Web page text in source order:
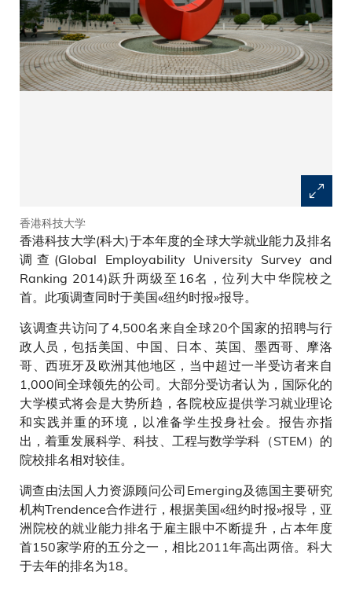
香港科技大学
香港科技大学(科大)于本年度的全球大学就业能力及排名
调查(Global Employability University Survey and
Ranking 2014)跃升两级至16名，位列大中华院校之
首。此项调查同时于美国«纽约时报»报导。
该调查共访问了4,500名来自全球20个国家的招聘与行
政人员，包括美国、中国、日本、英国、墨西哥、摩洛
哥、西班牙及欧洲其他地区，当中超过一半受访者来自
1,000间全球领先的公司。大部分受访者认为，国际化的
大学模式将会是大势所趋，各院校应提供学习就业理论
和实践并重的环境，以准备学生投身社会。报告亦指
出，着重发展科学、科技、工程与数学学科（STEM）的
院校排名相对较佳。
调查由法国人力资源顾问公司Emerging及德国主要研究
机构Trendence合作进行，根据美国«纽约时报»报导，亚
洲院校的就业能力排名于雇主眼中不断提升，占本年度
首150家学府的五分之一，相比2011年高出两倍。科大
于去年的排名为18。